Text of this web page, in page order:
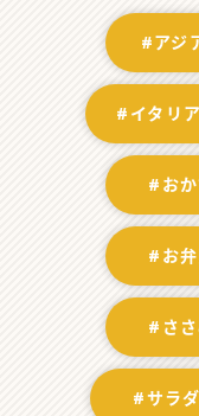
#アジ
#イタリ
#お
#お弁
#さ
#サラダ